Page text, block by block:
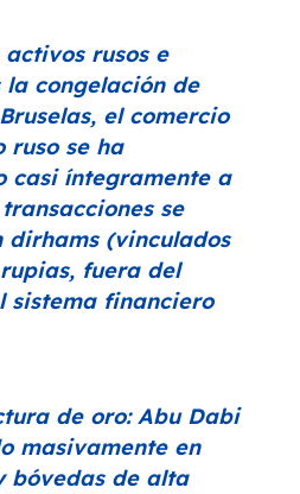
rusos e
congelación de
el comercio
ruso se ha
casi íntegramente a
se
dirhams (vinculados
fuera del
sistema financiero
de oro: Abu Dabi
masivamente en
bóvedas de alta